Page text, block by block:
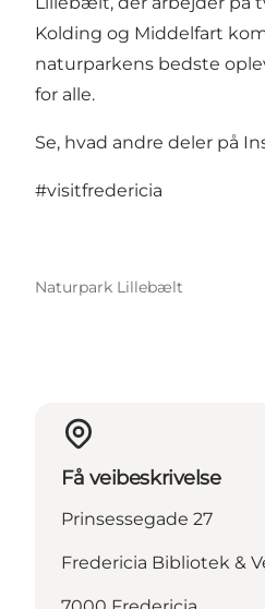
Kolding og Middelfart
naturparkens bedste
for alle.
Se, hvad andre deler på
#visitfredericia
Naturpark Lillebælt
Få veibeskrivelse
Prinsessegade 27
Fredericia Bibliotek &